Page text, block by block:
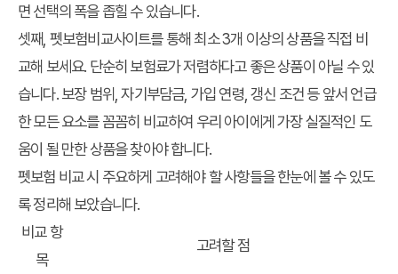
면 선택의 폭을 좁힐 수 있습니다.
셋째, 펫보험비교사이트를 통해 최소 3개 이상의 상품을 직접 비
교해 보세요. 단순히 보험료가 저렴하다고 좋은 상품이 아닐 수 있
습니다. 보장 범위, 자기부담금, 가입 연령, 갱신 조건 등 앞서 언급
한 모든 요소를 꼼꼼히 비교하여 우리 아이에게 가장 실질적인 도
움이 될 만한 상품을 찾아야 합니다.
펫보험 비교 시 주요하게 고려해야 할 사항들을 한눈에 볼 수 있도
록 정리해 보았습니다.
비교 항
목
고려할 점